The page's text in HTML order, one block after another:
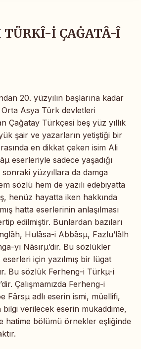
TÜRKÎ-İ ÇAĠATÂ-Î
20. yüzyılın başlarına kadar
Asya Türk devletleri
Çağatay Türkçesi beş yüz yıllık
şair ve yazarların yetiştiği bir
en dikkat çeken isim Ali
eserleriyle sadece yaşadığı
yüzyıllara da damga
sözlü hem de yazılı edebiyatta
henüz hayatta iken hakkında
hatta eserlerinin anlaşılması
edilmiştir. Bunlardan bazıları
Hulāsa-i Abbāsµ, Fazlu’lālh
yı Nāsırµ’dir. Bu sözlükler
eserleri için yazılmış bir lügat
Bu sözlük Ferheng-i Türkµ-i
Çalışmamızda Ferheng-i
Fārsµ adlı eserin ismi, müellifi,
bilgi verilecek eserin mukaddime,
hatime bölümü örnekler eşliğinde